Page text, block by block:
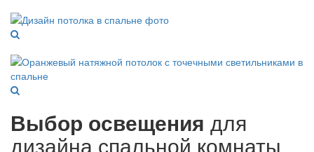
Выбор освещения для
дизайна спальной комнаты